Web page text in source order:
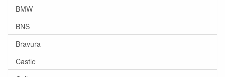
BMW
BNS
Bravura
Castle